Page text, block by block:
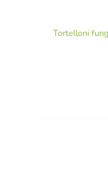
Tortelloni